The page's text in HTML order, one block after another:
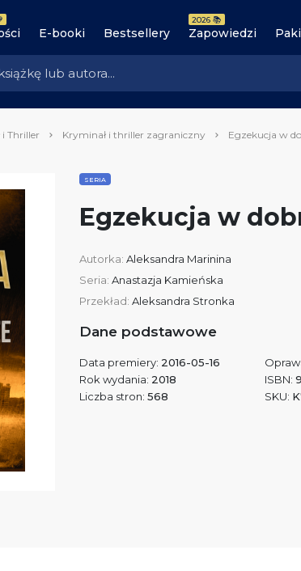
E-booki Bestsellery Zapowiedzi
2026 📚
i Thriller Kryminał i thriller zagraniczny Egzekucja w
SERIA
Egzekucja w
Autorka: Aleksandra Marinina
Seria: Anastazja Kamieńska
Przekład: Aleksandra Stronka
Dane podstawowe
Data premiery: 2016-05-16
Rok wydania: 2018
Liczba stron: 568
ISBN:
SKU: